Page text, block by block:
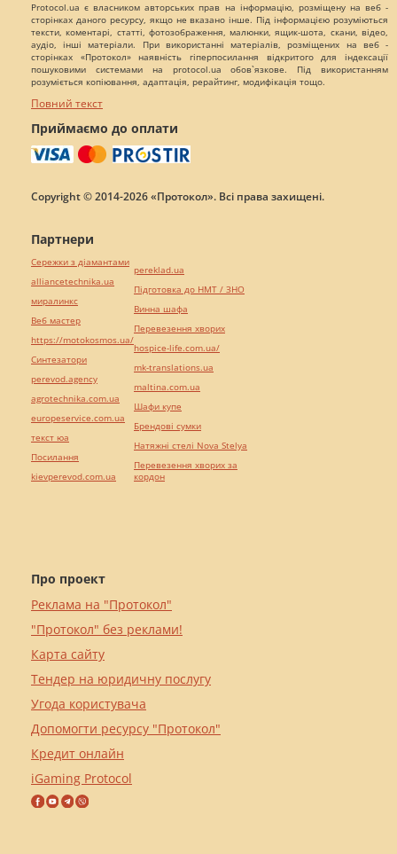
Protocol.ua є власником авторських прав на інформацію, розміщену на веб -
сторінках даного ресурсу, якщо не вказано інше. Під інформацією розуміються
тексти, коментарі, статті, фотозображення, малюнки, ящик-шота, скани, відео,
аудіо, інші матеріали. При використанні матеріалів, розміщених на веб -
сторінках «Протокол» наявність гіперпосилання відкритого для індексації
пошуковими системами на protocol.ua обов`язкове. Під використанням
розуміється копіювання, адаптація, рерайтинг, модифікація тощо.
Повний текст
Приймаємо до оплати
Copyright © 2014-2026 «Протокол». Всі права захищені.
Про проект
Реклама на "Протокол"
"Протокол" без реклами!
Карта сайту
Тендер на юридичну послугу
Угода користувача
Допомогти ресурсу "Протокол"
Кредит онлайн
iGaming Protocol
Партнери
Сережки з діамантами
alliancetechnika.ua
миралинкс
Веб мастер
https://motokosmos.ua/
Синтезатори
perevod.agency
agrotechnika.com.ua
europeservice.com.ua
текст юа
Посилання
kievperevod.com.ua
pereklad.ua
Підготовка до НМТ / ЗНО
Винна шафа
Перевезення хворих
hospice-life.com.ua/
mk-translations.ua
maltina.com.ua
Шафи купе
Брендові сумки
Натяжні стелі Nova Stelya
Перевезення хворих за
кордон